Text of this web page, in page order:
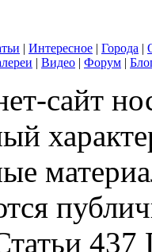
| Интересное | Города |
| Видео | Форум |
сайт
437